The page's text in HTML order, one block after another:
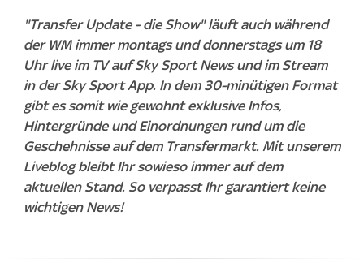
"Transfer Update - die Show" läuft auch während
der WM immer montags und donnerstags um 18
Uhr live im TV auf Sky Sport News und im Stream
in der Sky Sport App. In dem 30-minütigen Format
gibt es somit wie gewohnt exklusive Infos,
Hintergründe und Einordnungen rund um die
Geschehnisse auf dem Transfermarkt. Mit unserem
Liveblog bleibt Ihr sowieso immer auf dem
aktuellen Stand. So verpasst Ihr garantiert keine
wichtigen News!